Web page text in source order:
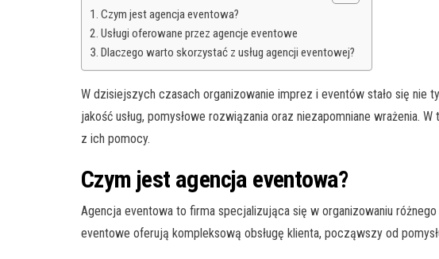
Czym jest agencja eventowa?
Usługi oferowane przez agencje eventowe
Dlaczego warto skorzystać z usług agencji eventowej?
W dzisiejszych czasach organizowanie imprez i eventów stało się nie
jakość usług, pomysłowe rozwiązania oraz niezapomniane
z ich pomocy.
Czym jest agencja eventowa?
Agencja eventowa to firma specjalizująca się w organizowaniu
eventowe oferują kompleksową obsługę klienta, począwszy od